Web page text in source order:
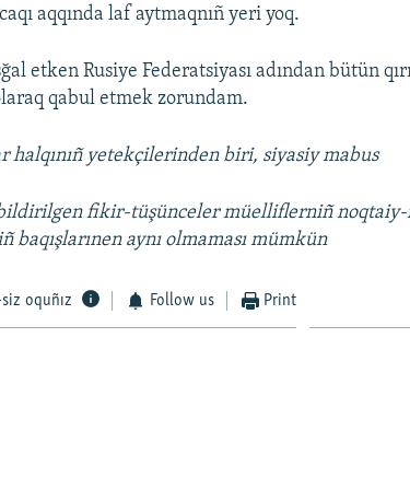
aqqında laf aytmaqnıñ yeri yoq.
etken Rusiye Federatsiyası adından bütün
qabul etmek zorundam.
halqınıñ yetekçilerinden biri, siyasiy mabus
fikir-tüşünceler müelliflerniñ noqtaiy-
baqışlarınen aynı olmaması mümkün
oquñız Follow us Print